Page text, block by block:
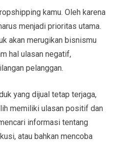
kamu. Oleh karena
menjadi prioritas utama.
akan merugikan bisnismu
hal ulasan negatif,
pelanggan.
yang dijual tetap terjaga,
memiliki ulasan positif dan
informasi tentang
atau bahkan mencoba